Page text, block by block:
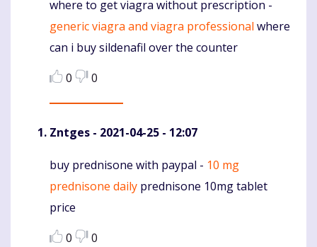
Komentaras
where to get viagra without prescription -
generic viagra and viagra professional where
can i buy sildenafil over the counter
0
0
Zntges - 2021-04-25 - 12:07
Komentaras
buy prednisone with paypal - 10 mg
prednisone daily prednisone 10mg tablet
price
0
0